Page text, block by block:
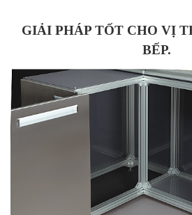
GIẢI PHÁP TỐT CHO VỊ
BẾP.